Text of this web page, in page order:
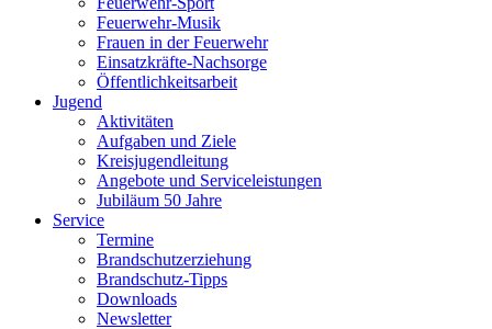
Feuerwehr-Musik
Frauen in der Feuerwehr
Einsatzkräfte-Nachsorge
Öffentlichkeitsarbeit
Jugend
Aktivitäten
Aufgaben und Ziele
Kreisjugendleitung
Angebote und Serviceleistungen
Jubiläum 50 Jahre
Service
Termine
Brandschutzerziehung
Brandschutz-Tipps
Downloads
Newsletter